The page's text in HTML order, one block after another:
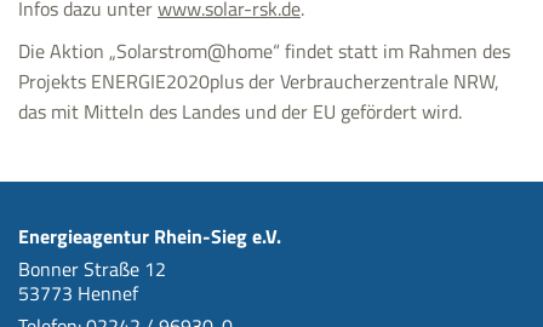
Infos dazu unterwww.solar-rsk.de.
Die Aktion „Solarstrom@home“ findet statt im Rahmen des
Projekts ENERGIE2020plus der Verbraucherzentrale NRW,
das mit Mitteln des Landes und der EU gefördert wird.
Energieagentur Rhein-Sieg e.V.
Bonner Straße 12
53773 Hennef